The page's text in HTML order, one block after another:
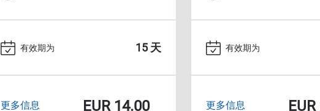
有效期为 15 天
更多信息 EUR14.00
有效期为
更多信息 EUR